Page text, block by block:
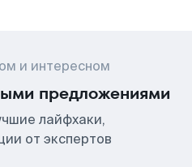
и интересном
предложениями
лайфхаки,
от экспертов